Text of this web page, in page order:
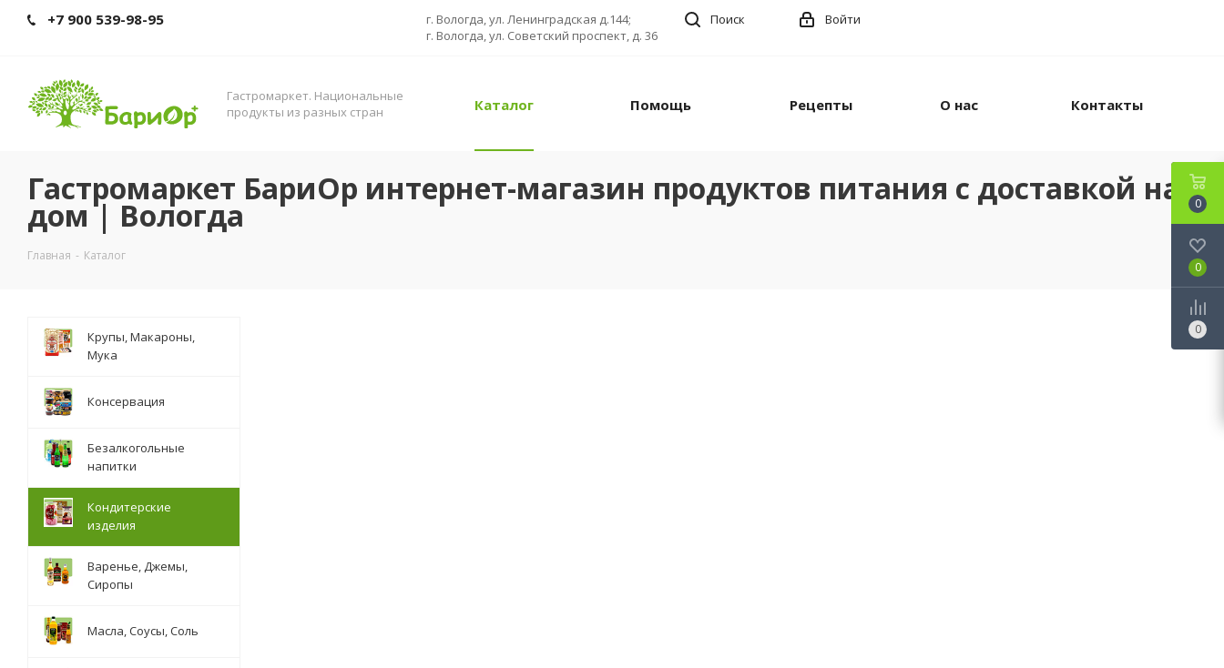
+7 900 539-98-95
г. Вологда, ул. Ленинградская д.144;
г. Вологда, ул. Советский проспект, д. 36
Поиск Войти
Гастромаркет. Нациoнальные
прoдукты из разных стран
Каталог Помощь Рецепты О нас Контакты
Гастромаркет БариОр интернет-магазин продуктов питания с доставкой на
дом | Вологда
Главная - Каталог
Крупы, Макароны,
Мука
Консервация
Безалкогольные
напитки
Кондитерские
изделия
Варенье, Джемы,
Сиропы
Масла, Соусы, Соль
0
0
0